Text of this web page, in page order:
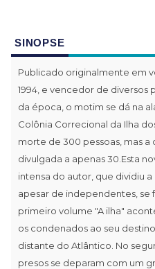
SINOPSE
Publicado originalmente em
1994, e vencedor de diversos
da época, o motim se dá na
Colônia Correcional da Ilha
morte de 300 pessoas, mas a
divulgada a apenas 30.Esta
intensa do autor, que dividiu a
apesar de independentes, se
primeiro volume "A ilha"
os condenados ao seu
distante do Atlântico. No
presos se deparam com um